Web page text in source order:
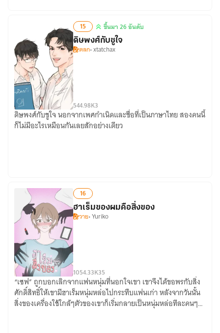
ดิษ
พงศ์
15
ขึ้น
มา
ขึ้นมา 26 อันดับ
ดิษพงศ์กับชูใจ
ตลก• xtatchax
544.98K3
ดิษพงศ์กับชูใจ นอกจากเพศกำเนิดและชื่อที่เป็นภาษาไทย สองคนนี้
ก็ไม่มีอะไรเหมือนกันเลยสักอย่างเดียว
ฮาเร็ม
ของ
ผม
16
ฮาเร็มของผมคือสิ่งของ
วาย• Yuriko
1054.33K35
“เซฟ” ถูกบอกเลิกจากแฟนหนุ่มที่นอกใจเขา เขาจึงได้ขอพรกับสิ่ง
ศักดิ์สิทธิ์ให้เขามีฮาเร็มหนุ่มหล่อไปกระทืบแฟนเก่า หลังจากวันนั้น
สิ่งของเครื่องใช้ใกล้ๆตัวของเขาก็เริ่มกลายเป็นหนุ่มหล่อทีละคนๆ…